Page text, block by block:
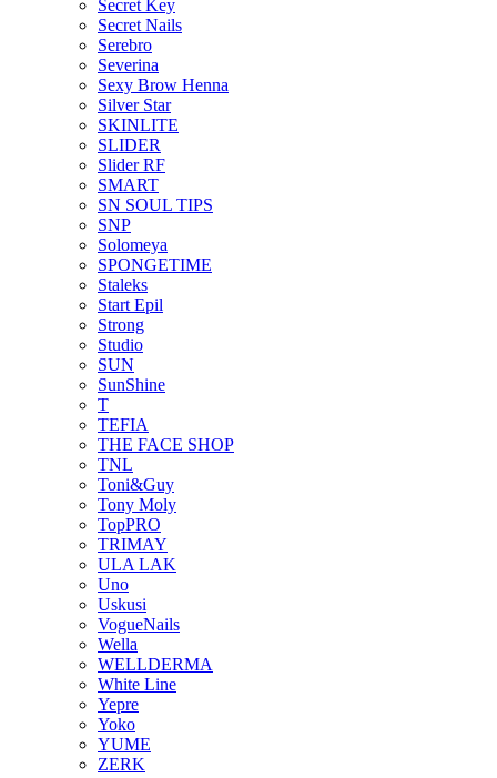
Secret Key
Secret Nails
Serebro
Severina
Sexy Brow Henna
Silver Star
SKINLITE
SLIDER
Slider RF
SMART
SN SOUL TIPS
SNP
Solomeya
SPONGETIME
Staleks
Start Epil
Strong
Studio
SUN
SunShine
T
TEFIA
THE FACE SHOP
TNL
Toni&Guy
Tony Moly
TopPRO
TRIMAY
ULA LAK
Uno
Uskusi
VogueNails
Wella
WELLDERMA
White Line
Yepre
Yoko
YUME
ZERK